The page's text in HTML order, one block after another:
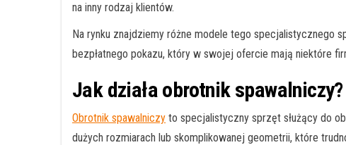
na inny rodzaj klientów.
Na rynku znajdziemy różne modele tego specjalistycznego
bezpłatnego pokazu, który w swojej ofercie mają niektóre
Jak działa obrotnik spawalniczy?
Obrotnik spawalniczy to specjalistyczny sprzęt służący do
dużych rozmiarach lub skomplikowanej geometrii, które